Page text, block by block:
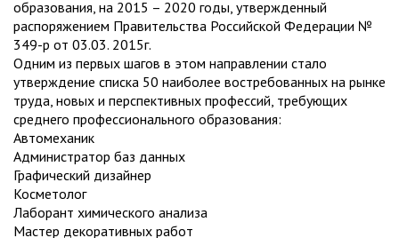
образования, на 2015 – 2020 годы, утвержденный
распоряжением Правительства Российской Федерации №
349-р от 03.03. 2015г.
Одним из первых шагов в этом направлении стало
утверждение списка 50 наиболее востребованных на рынке
труда, новых и перспективных профессий, требующих
среднего профессионального образования:
Автомеханик
Администратор баз данных
Графический дизайнер
Косметолог
Лаборант химического анализа
Мастер декоративных работ